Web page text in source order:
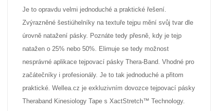
Je to opravdu velmi jednoduché a praktické řešení.
Zvýrazněné šestiúhelníky na textuře tejpu mění svůj tvar dle
úrovně natažení pásky. Poznáte tedy přesně, kdy je tejp
natažen o 25% nebo 50%. Elimuje se tedy možnost
nesprávné aplikace tejpovací pásky Thera-Band. Vhodné pro
začátečníky i profesionály. Je to tak jednoduché a přitom
praktické. Wellea.cz je exkluzivním dovozce tejpovací pásky
Theraband Kinesiology Tape s XactStretch™ Technology.